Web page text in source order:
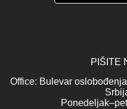
PIŠITE
Office: Bulevar